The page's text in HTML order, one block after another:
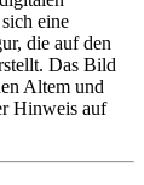
eine
die auf den
Das Bild
Altem und
Hinweis auf